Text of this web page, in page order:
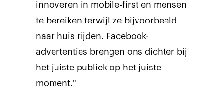
innoveren in mobile-first en mensen
te bereiken terwijl ze bijvoorbeeld
naar huis rijden. Facebook-
advertenties brengen ons dichter bij
het juiste publiek op het juiste
moment."